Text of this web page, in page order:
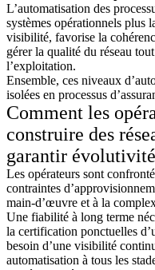
L’automatisation des
systèmes opérationnels plus
visibilité, favorise la
gérer la qualité du réseau
l’exploitation.
Ensemble, ces niveaux
isolées en processus
Comment les
construire des
garantir
Les opérateurs sont
contraintes
main-d’œuvre et à la
Une fiabilité à long terme
la certification ponctuelles
besoin d’une visibilité
automatisation à tous les